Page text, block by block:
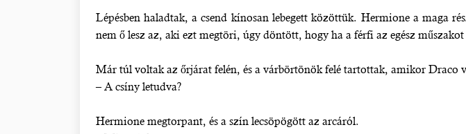
Lépésben haladtak, a csend kínosan lebegett közöttük. Hermione a maga
nem ő lesz az, aki ezt megtöri, úgy döntött, hogy ha a férfi az egész műszakot
Már túl voltak az őrjárat felén, és a várbörtönök felé tartottak, amikor Draco
– A csíny letudva?
Hermione megtorpant, és a szín lecsöpögött az arcáról.